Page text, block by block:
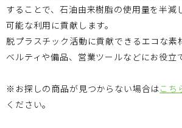
することで、石油由来樹脂の使用量を半減
可能な利用に貢献します。
脱プラスチック活動に貢献できるエコな素
ベルティや備品、営業ツールなどにお役立
※お探しの商品が見つからない場合はこち
ください。